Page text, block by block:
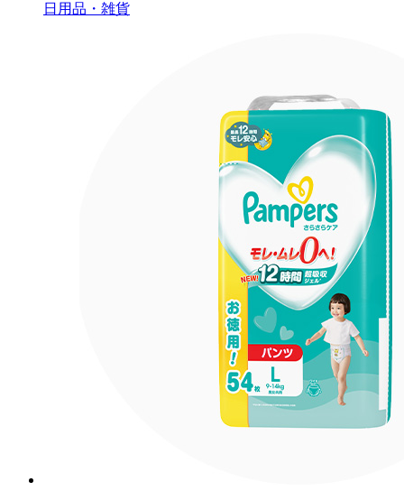
日用品・雑貨